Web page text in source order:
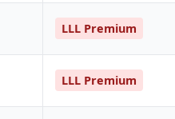
LLL Premium
LLL Premium